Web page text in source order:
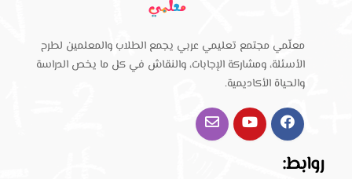
معلّمي مجتمع تعليمي عربي يجمع الطلاب والمعلمين لطرح
الأسئلة، ومشاركة الإجابات، والنقاش في كل ما يخص الدراسة
والحياة الأكاديمية.
روابط: